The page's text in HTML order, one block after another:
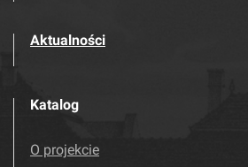
Aktualności
Katalog
O projekcie